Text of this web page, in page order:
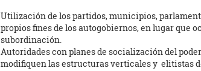
Utilización de los partidos, municipios,
propios fines de los autogobiernos, en lugar que
subordinación.
Autoridades con planes de socialización del
modifiquen las estructuras verticales y elitistas